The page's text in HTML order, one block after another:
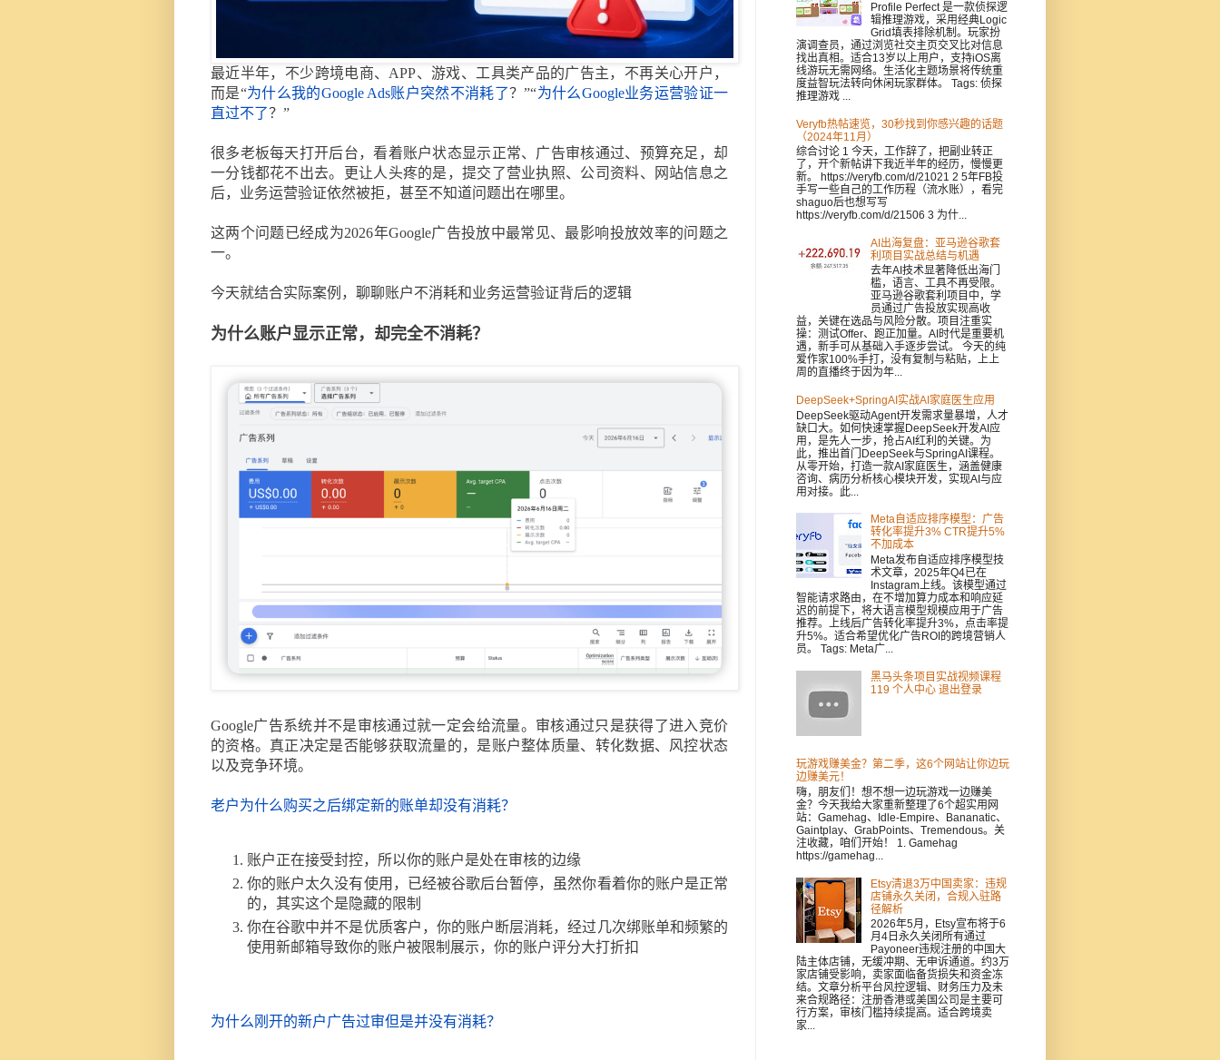
最近半年，不少跨境电商、APP、游戏、工具类产品的广告主，不再关心开户，
而是“为什么我的Google Ads账户突然不消耗了？”“为什么Google业务运营验证一
直过不了？”
很多老板每天打开后台，看着账户状态显示正常、广告审核通过、预算充足，却
一分钱都花不出去。更让人头疼的是，提交了营业执照、公司资料、网站信息之
后，业务运营验证依然被拒，甚至不知道问题出在哪里。
这两个问题已经成为2026年Google广告投放中最常见、最影响投放效率的问题之
一。
今天就结合实际案例，聊聊账户不消耗和业务运营验证背后的逻辑
为什么账户显示正常，却完全不消耗？
Google广告系统并不是审核通过就一定会给流量。审核通过只是获得了进入竞价
的资格。真正决定是否能够获取流量的，是账户整体质量、转化数据、风控状态
以及竞争环境。
老户为什么购买之后绑定新的账单却没有消耗？
账户正在接受封控，所以你的账户是处在审核的边缘
你的账户太久没有使用，已经被谷歌后台暂停，虽然你看着你的账户是正常
的，其实这个是隐藏的限制
你在谷歌中并不是优质客户，你的账户断层消耗，经过几次绑账单和频繁的
使用新邮箱导致你的账户被限制展示，你的账户评分大打折扣
为什么刚开的新户广告过审但是并没有消耗？
Profile Perfect 是一款侦探逻
辑推理游戏，采用经典Logic
Grid填表排除机制。玩家扮
演调查员，通过浏览社交主页交叉比对信息
找出真相。适合13岁以上用户，支持iOS离
线游玩无需网络。生活化主题场景将传统重
度益智玩法转向休闲玩家群体。 Tags: 侦探
推理游戏 ...
Veryfb热帖速览，30秒找到你感兴趣的话题
（2024年11月）
综合讨论 1 今天，工作辞了，把副业转正
了，开个新帖讲下我近半年的经历，慢慢更
新。 https://veryfb.com/d/21021 2 5年FB投
手写一些自己的工作历程（流水账），看完
shaguo后也想写写
https://veryfb.com/d/21506 3 为什...
AI出海复盘：亚马逊谷歌套
利项目实战总结与机遇
去年AI技术显著降低出海门
槛，语言、工具不再受限。
亚马逊谷歌套利项目中，学
员通过广告投放实现高收
益，关键在选品与风险分散。项目注重实
操：测试Offer、跑正加量。AI时代是重要机
遇，新手可从基础入手逐步尝试。 今天的纯
爱作家100%手打，没有复制与粘贴，上上
周的直播终于因为年...
DeepSeek+SpringAI实战AI家庭医生应用
DeepSeek驱动Agent开发需求量暴增，人才
缺口大。如何快速掌握DeepSeek开发AI应
用，是先人一步，抢占AI红利的关键。为
此，推出首门DeepSeek与SpringAI课程。
从零开始，打造一款AI家庭医生，涵盖健康
咨询、病历分析核心模块开发，实现AI与应
用对接。此...
Meta自适应排序模型：广告
转化率提升3% CTR提升5%
不加成本
Meta发布自适应排序模型技
术文章，2025年Q4已在
Instagram上线。该模型通过
智能请求路由，在不增加算力成本和响应延
迟的前提下，将大语言模型规模应用于广告
推荐。上线后广告转化率提升3%，点击率提
升5%。适合希望优化广告ROI的跨境营销人
员。 Tags: Meta广...
黑马头条项目实战视频课程
119 个人中心 退出登录
玩游戏赚美金？第二季，这6个网站让你边玩
边赚美元！
嗨，朋友们！想不想一边玩游戏一边赚美
金？今天我给大家重新整理了6个超实用网
站：Gamehag、Idle-Empire、Bananatic、
Gaintplay、GrabPoints、Tremendous。关
注收藏，咱们开始！ 1. Gamehag
https://gamehag...
Etsy清退3万中国卖家：违规
店铺永久关闭，合规入驻路
径解析
2026年5月，Etsy宣布将于6
月4日永久关闭所有通过
Payoneer违规注册的中国大
陆主体店铺，无缓冲期、无申诉通道。约3万
家店铺受影响，卖家面临备货损失和资金冻
结。文章分析平台风控逻辑、财务压力及未
来合规路径：注册香港或美国公司是主要可
行方案，审核门槛持续提高。适合跨境卖
家...